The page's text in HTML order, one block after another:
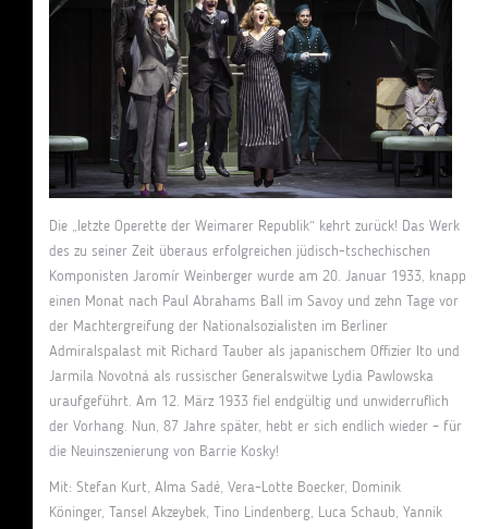
Die „letzte Operette der Weimarer Republik“ kehrt zurück! Das Werk
des zu seiner Zeit überaus erfolgreichen jüdisch-tschechischen
Komponisten Jaromír Weinberger wurde am 20. Januar 1933, knapp
einen Monat nach Paul Abrahams Ball im Savoy und zehn Tage vor
der Machtergreifung der Nationalsozialisten im Berliner
Admiralspalast mit Richard Tauber als japanischem Offizier Ito und
Jarmila Novotná als russischer Generalswitwe Lydia Pawlowska
uraufgeführt. Am 12. März 1933 fiel endgültig und unwiderruflich
der Vorhang. Nun, 87 Jahre später, hebt er sich endlich wieder – für
die Neuinszenierung von Barrie Kosky!
Mit: Stefan Kurt, Alma Sadé, Vera-Lotte Boecker, Dominik
Köninger, Tansel Akzeybek, Tino Lindenberg, Luca Schaub, Yannik